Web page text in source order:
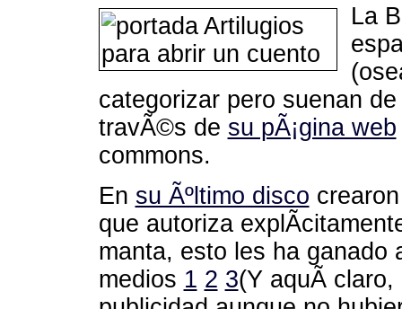
La
categorizar pero suenan
travÃ©s de su pÃ¡gina web
commons.
En su Ãºltimo disco
que autoriza
manta, esto les ha ganado
medios 1 2 3(Y aquÃ­